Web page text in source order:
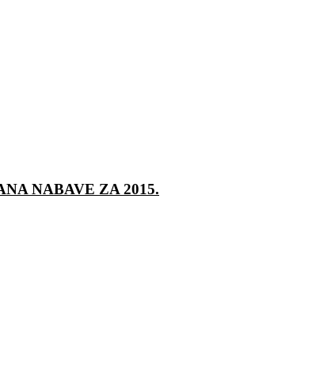
NABAVE ZA 2015.